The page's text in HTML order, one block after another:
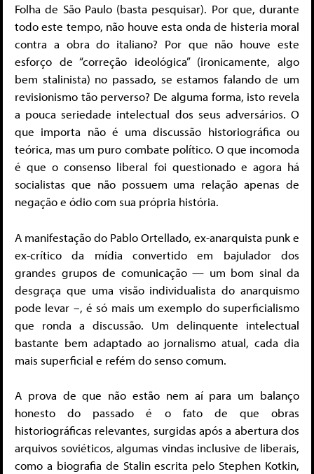
Folha de São Paulo (basta pesquisar). Por que, durante
todo este tempo, não houve esta onda de histeria moral
contra a obra do italiano? Por que não houve este
esforço de “correção ideológica” (ironicamente, algo
bem stalinista) no passado, se estamos falando de um
revisionismo tão perverso? De alguma forma, isto revela
a pouca seriedade intelectual dos seus adversários. O
que importa não é uma discussão historiográfica ou
teórica, mas um puro combate político. O que incomoda
é que o consenso liberal foi questionado e agora há
socialistas que não possuem uma relação apenas de
negação e ódio com sua própria história.
A manifestação do Pablo Ortellado, ex-anarquista punk e
ex-crítico da mídia convertido em bajulador dos
grandes grupos de comunicação — um bom sinal da
desgraça que uma visão individualista do anarquismo
pode levar –, é só mais um exemplo do superficialismo
que ronda a discussão. Um delinquente intelectual
bastante bem adaptado ao jornalismo atual, cada dia
mais superficial e refém do senso comum.
A prova de que não estão nem aí para um balanço
honesto do passado é o fato de que obras
historiográficas relevantes, surgidas após a abertura dos
arquivos soviéticos, algumas vindas inclusive de liberais,
como a biografia de Stalin escrita pelo Stephen Kotkin,